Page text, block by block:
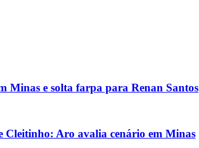
Minas e solta farpa para Renan Santos
Cleitinho: Aro avalia cenário em Minas